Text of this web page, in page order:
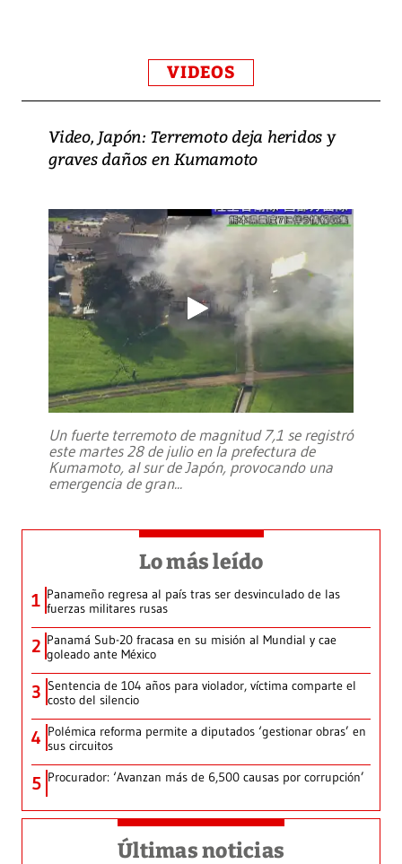
VIDEOS
Video, Japón: Terremoto deja heridos y
graves daños en Kumamoto
Un fuerte terremoto de magnitud 7,1 se registró
este martes 28 de julio en la prefectura de
Kumamoto, al sur de Japón, provocando una
emergencia de gran...
Lo más leído
1 Panameño regresa al país tras ser desvinculado de las
fuerzas militares rusas
2 Panamá Sub-20 fracasa en su misión al Mundial y cae
goleado ante México
3 Sentencia de 104 años para violador, víctima comparte el
costo del silencio
4 Polémica reforma permite a diputados ‘gestionar obras’ en
sus circuitos
5 Procurador: ‘Avanzan más de 6,500 causas por corrupción’
Últimas noticias